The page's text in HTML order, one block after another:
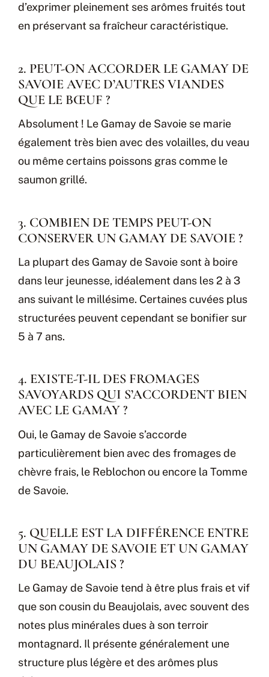
d’exprimer pleinement ses arômes fruités tout
en préservant sa fraîcheur caractéristique.
2. PEUT-ON ACCORDER LE GAMAY DE
SAVOIE AVEC D’AUTRES VIANDES
QUE LE BŒUF ?
Absolument ! Le Gamay de Savoie se marie
également très bien avec des volailles, du veau
ou même certains poissons gras comme le
saumon grillé.
3. COMBIEN DE TEMPS PEUT-ON
CONSERVER UN GAMAY DE SAVOIE ?
La plupart des Gamay de Savoie sont à boire
dans leur jeunesse, idéalement dans les 2 à 3
ans suivant le millésime. Certaines cuvées plus
structurées peuvent cependant se bonifier sur
5 à 7 ans.
4. EXISTE-T-IL DES FROMAGES
SAVOYARDS QUI S’ACCORDENT BIEN
AVEC LE GAMAY ?
Oui, le Gamay de Savoie s’accorde
particulièrement bien avec des fromages de
chèvre frais, le Reblochon ou encore la Tomme
de Savoie.
5. QUELLE EST LA DIFFÉRENCE ENTRE
UN GAMAY DE SAVOIE ET UN GAMAY
DU BEAUJOLAIS ?
Le Gamay de Savoie tend à être plus frais et vif
que son cousin du Beaujolais, avec souvent des
notes plus minérales dues à son terroir
montagnard. Il présente généralement une
structure plus légère et des arômes plus